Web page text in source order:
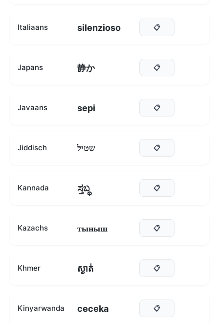
Italiaans silenzioso 📋
Japans 静か 📋
Javaans sepi 📋
Jiddisch שטיל 📋
Kannada ಸ್ತಬ್ಧ 📋
Kazachs тыныш 📋
Khmer ស្ងាត់ 📋
Kinyarwanda ceceka 📋